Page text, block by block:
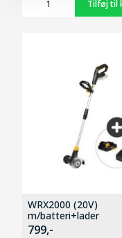
WRX2000 (20V)
m/batteri+lader
799,-